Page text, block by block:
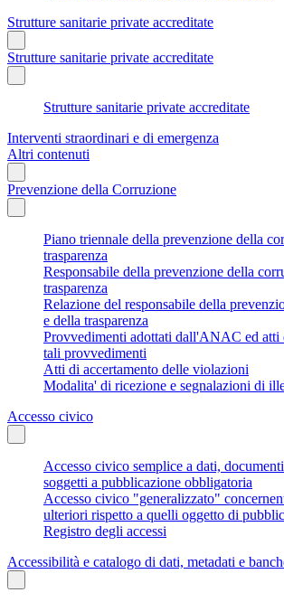
Strutture sanitarie private accreditate
Strutture sanitarie private accreditate
Strutture sanitarie private accreditate
Interventi straordinari e di emergenza
Altri contenuti
Prevenzione della Corruzione
Piano triennale della prevenzione della
trasparenza
Responsabile della prevenzione della
trasparenza
Relazione del responsabile della
e della trasparenza
Provvedimenti adottati dall'ANAC ed atti
tali provvedimenti
Atti di accertamento delle violazioni
Modalita' di ricezione e segnalazioni di
Accesso civico
Accesso civico semplice a dati,
soggetti a pubblicazione obbligatoria
Accesso civico "generalizzato"
ulteriori rispetto a quelli oggetto di
Registro degli accessi
Accessibilità e catalogo di dati, metadati e